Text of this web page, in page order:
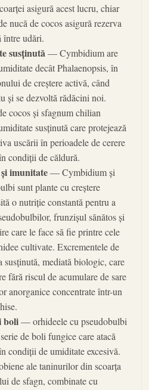
asigură acest lucru, chiar
nucă de cocos asigură rezerva
între udări.
susținută— Cymbidium are
decât Phalaenopsis, în
de creștere activă, când
și se dezvoltă rădăcini noi.
cocos și sfagnum chilian
susținută care protejează
uscării în perioadele de cerere
condiții de căldură.
imunitate— Cymbidium și
sunt plante cu creștere
o nutriție constantă pentru a
frunzișul sănătos și
care le face să fie printre cele
cultivate. Excrementele de
mediată biologic, care
fără riscul de acumulare de sare
anorganice concentrate într-un
boli— orhideele cu pseudobulbi
de boli fungice care atacă
condiții de umiditate excesivă.
ale taninurilor din scoarța
de sfagn, combinate cu